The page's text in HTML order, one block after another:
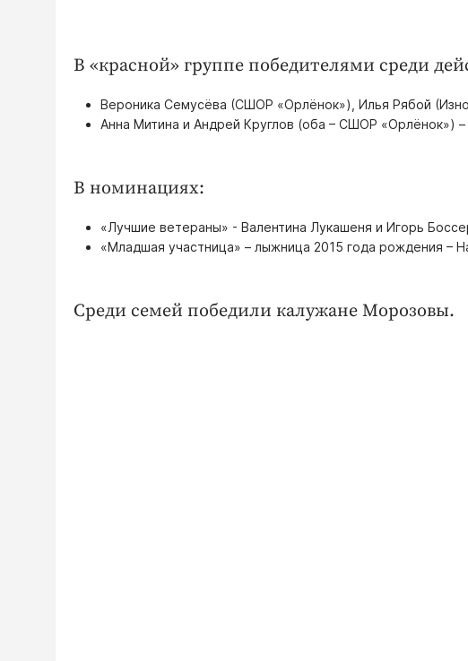
В «красной» группе победителями среди
Вероника Семусёва (СШОР «Орлёнок»), Илья Рябой
Анна Митина и Андрей Круглов (оба – СШОР «Орлёнок») –
В номинациях:
«Лучшие ветераны» - Валентина Лукашеня и Игорь
«Младшая участница» – лыжница 2015 года рождения –
Среди семей победили калужане Морозовы.